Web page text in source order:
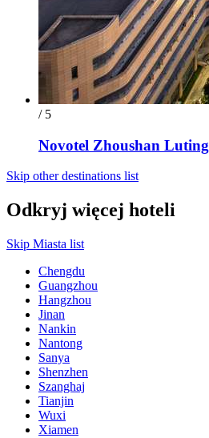
/ 5
Novotel Zhoushan Luting
Skip other destinations list
Odkryj więcej hoteli
Skip Miasta list
Chengdu
Guangzhou
Hangzhou
Jinan
Nankin
Nantong
Sanya
Shenzhen
Szanghaj
Tianjin
Wuxi
Xiamen